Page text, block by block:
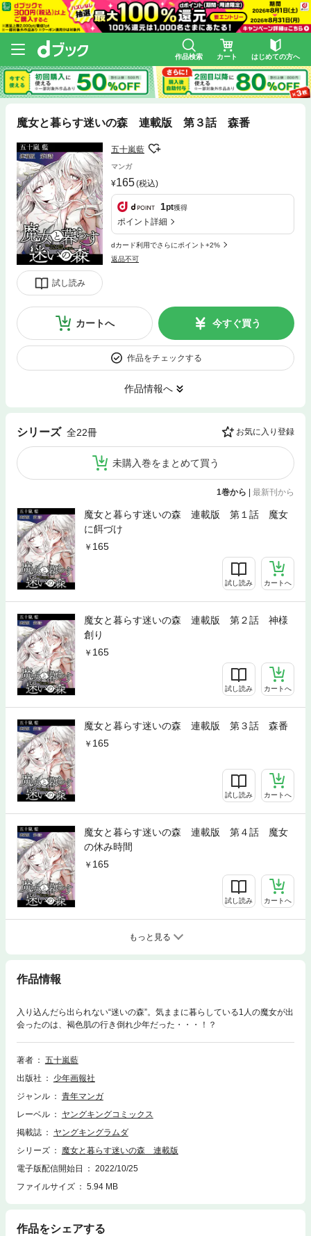
作品検索 カート はじめての方へ
魔女と暮らす迷いの森 連載版 第３話 森番
試し読み
五十嵐藍
マンガ
165(税込)
1pt獲得
ポイント詳細
dカード利用でさらにポイント+2%
返品不可
カートへ 今すぐ買う
作品をチェックする
作品情報へ
シリーズ 全22冊 お気に入り登録
未購入巻をまとめて買う
1巻から | 最新刊から
魔女と暮らす迷いの森 連載版 第１話 魔女
に餌づけ
165
試し読み カートへ
魔女と暮らす迷いの森 連載版 第２話 神様
創り
165
試し読み カートへ
魔女と暮らす迷いの森 連載版 第３話 森番
165
試し読み カートへ
魔女と暮らす迷いの森 連載版 第４話 魔女
の休み時間
165
試し読み カートへ
もっと見る
作品情報
入り込んだら出られない“迷いの森”。気ままに暮らしている1人の魔女が出
会ったのは、褐色肌の行き倒れ少年だった・・・！？
著者
五十嵐藍
出版社
少年画報社
ジャンル
青年マンガ
レーベル
ヤングキングコミックス
掲載誌
ヤングキングラムダ
シリーズ
魔女と暮らす迷いの森 連載版
電子版配信開始日
2022/10/25
ファイルサイズ
5.94 MB
作品をシェアする